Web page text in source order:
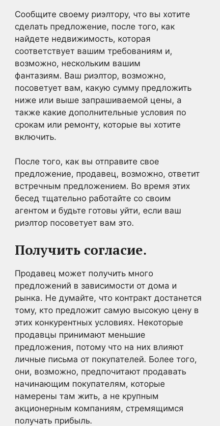
Сообщите своему риэлтору, что вы хотите
сделать предложение, после того, как
найдете недвижимость, которая
соответствует вашим требованиям и,
возможно, нескольким вашим
фантазиям. Ваш риэлтор, возможно,
посоветует вам, какую сумму предложить
ниже или выше запрашиваемой цены, а
также какие дополнительные условия по
срокам или ремонту, которые вы хотите
включить.
После того, как вы отправите свое
предложение, продавец, возможно, ответит
встречным предложением. Во время этих
бесед тщательно работайте со своим
агентом и будьте готовы уйти, если ваш
риэлтор посоветует вам это.
Получить согласие.
Продавец может получить много
предложений в зависимости от дома и
рынка. Не думайте, что контракт достанется
тому, кто предложит самую высокую цену в
этих конкурентных условиях. Некоторые
продавцы принимают меньшие
предложения, потому что на них влияют
личные письма от покупателей. Более того,
они, возможно, предпочитают продавать
начинающим покупателям, которые
намерены там жить, а не крупным
акционерным компаниям, стремящимся
получать прибыль.